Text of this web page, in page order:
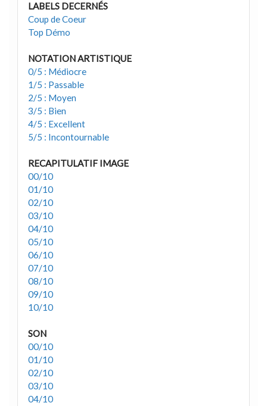
LABELS DECERNÉS
Coup de Coeur
Top Démo
NOTATION ARTISTIQUE
0/5 : Médiocre
1/5 : Passable
2/5 : Moyen
3/5 : Bien
4/5 : Excellent
5/5 : Incontournable
RECAPITULATIF IMAGE
00/10
01/10
02/10
03/10
04/10
05/10
06/10
07/10
08/10
09/10
10/10
SON
00/10
01/10
02/10
03/10
04/10